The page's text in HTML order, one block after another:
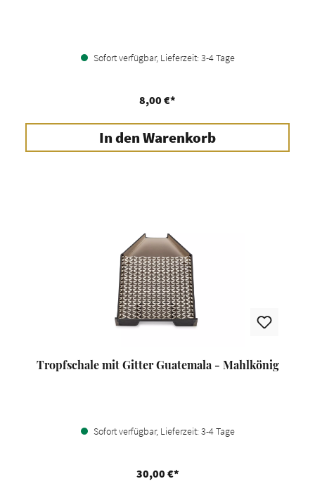
Sofort verfügbar, Lieferzeit: 3-4 Tage
8,00 €*
In den Warenkorb
Tropfschale mit Gitter Guatemala - Mahlkönig
Sofort verfügbar, Lieferzeit: 3-4 Tage
30,00 €*